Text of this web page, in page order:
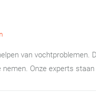
van
Onze experts staan